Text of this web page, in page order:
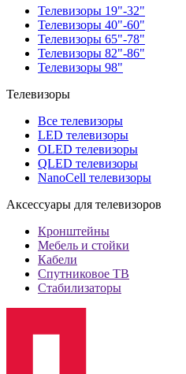
Телевизоры 19"-32"
Телевизоры 40"-60"
Телевизоры 65"-78"
Телевизоры 82"-86"
Телевизоры 98"
Телевизоры
Все телевизоры
LED телевизоры
OLED телевизоры
QLED телевизоры
NanoCell телевизоры
Аксессуары для телевизоров
Кронштейны
Мебель и стойки
Кабели
Спутниковое ТВ
Стабилизаторы